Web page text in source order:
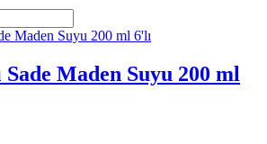
Sade Maden Suyu 200 ml